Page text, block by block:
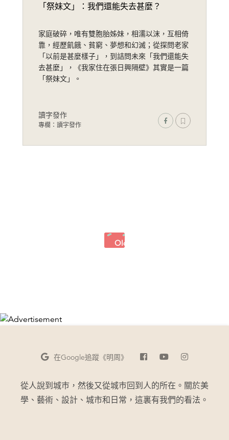
「祭妹文」：我們還能失去甚麼？
家庭破碎，唯有雙胞胎姊妹，相濡以沫，互相倚
靠，經歷飢餓、貧窮、夢想和幻滅；從探問老家
「以前是甚麼樣子」，到詰問未來「我們還能失
去甚麼」，《我家住在張日興隔壁》其實是一篇
「祭妹文」。
讀字發作
專欄：讀字發作
Older
在Google追蹤《明周》
從人說到城巿，然後又從城巿回到人的所在。關於美
學、藝術、設計、城市和日常，這裏有我們的看法。